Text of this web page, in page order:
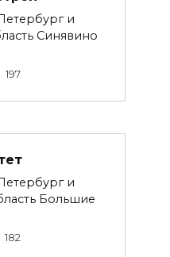
и
Синявино
197
и
Большие
182